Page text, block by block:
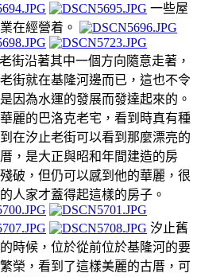
一些屋
在經營着。
街沿著其中一個方向隨意走著，
街就在基隆河邊而已，這也不令
因為水運的發展而發達起來的。
麗的巴洛克老宅，看到時真有種
在汐止老街可以看到那麼漂亮的
，是大正與昭和年間建造的房
破，但仍可以感到他的華麗，很
人家才蓋得起這樣的房子。
汐止舊
時候，位於從前位於基隆河的要
榮，看到了這樣美麗的古厝，可